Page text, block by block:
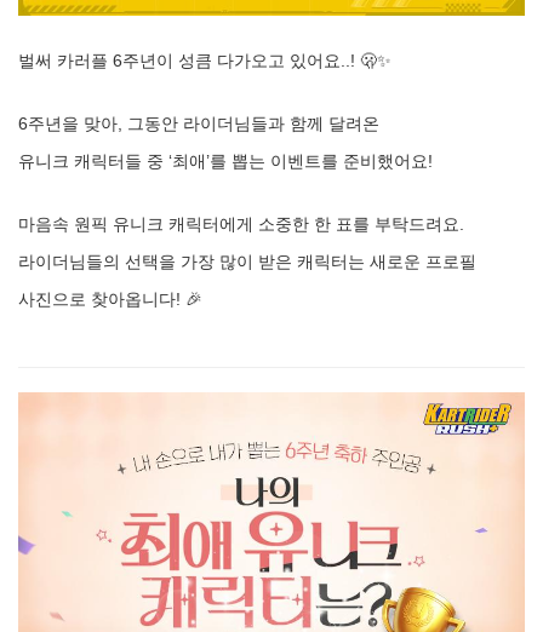
벌써 카러플 6주년이 성큼 다가오고 있어요..! 🫢✨
6주년을 맞아, 그동안 라이더님들과 함께 달려온
유니크 캐릭터들 중 ‘최애’를 뽑는 이벤트를 준비했어요!
마음속 원픽 유니크 캐릭터에게 소중한 한 표를 부탁드려요.
라이더님들의 선택을 가장 많이 받은 캐릭터는 새로운 프로필
사진으로 찾아옵니다! 🎉